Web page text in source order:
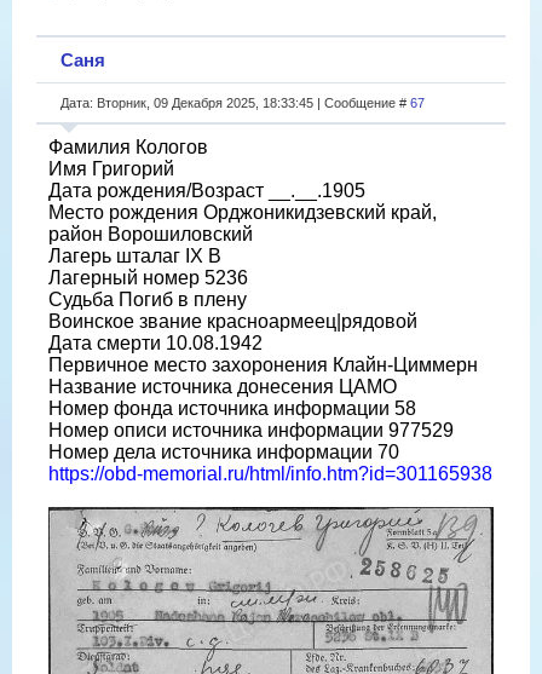
Саня
Дата: Вторник, 09 Декабря 2025, 18:33:45 | Сообщение # 67
Фамилия Кологов
Имя Григорий
Дата рождения/Возраст __.__.1905
Место рождения Орджоникидзевский край,
район Ворошиловский
Лагерь шталаг IX B
Лагерный номер 5236
Судьба Погиб в плену
Воинское звание красноармеец|рядовой
Дата смерти 10.08.1942
Первичное место захоронения Клайн-Циммерн
Название источника донесения ЦАМО
Номер фонда источника информации 58
Номер описи источника информации 977529
Номер дела источника информации 70
https://obd-memorial.ru/html/info.htm?id=301165938